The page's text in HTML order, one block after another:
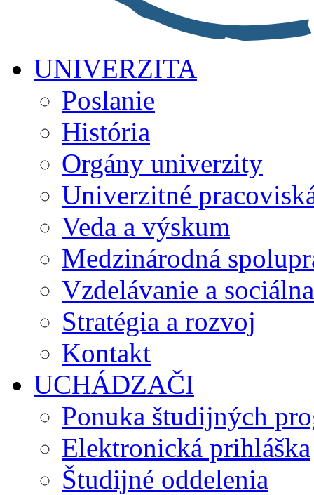
UNIVERZITA
Poslanie
História
Orgány univerzity
Univerzitné
Veda a výskum
Medzinárodná
Vzdelávanie a
Stratégia a rozvoj
Kontakt
UCHÁDZAČI
Ponuka študijných
Elektronická prihláška
Študijné oddelenia